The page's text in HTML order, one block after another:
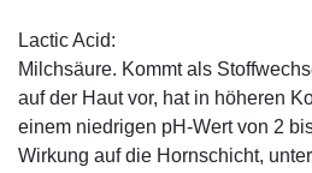
Lactic Acid:
Milchsäure. Kommt als
auf der Haut vor, hat in höheren
einem niedrigen pH-Wert von 2
Wirkung auf die Hornschicht,